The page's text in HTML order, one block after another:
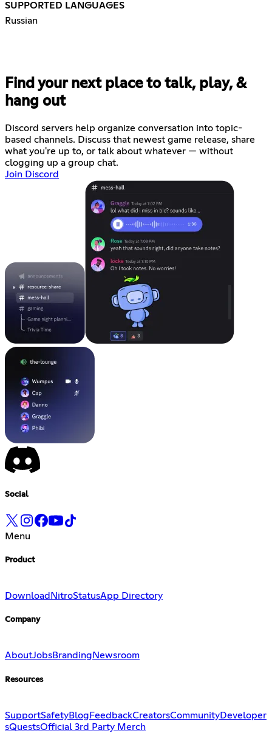
SUPPORTED LANGUAGES
Russian
Find your next place to talk, play, &
hang out
Discord servers help organize conversation into topic-
based channels. Discuss that newest game release, share
what you're up to, or talk about whatever — without
clogging up a group chat.
Join Discord
Social
Menu
Product
Download NitroStatusApp Directory
Company
AboutJobsBranding Newsroom
Resources
SupportSafetyBlog FeedbackCreatorsCommunityDeveloper
sQuestsOfficial 3rd Party Merch